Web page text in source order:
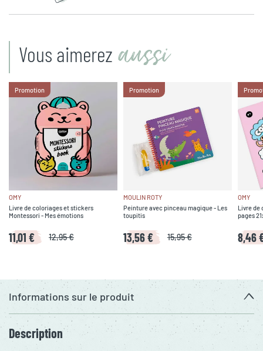
Vous aimerez aussi
Promotion
OMY
Livre de coloriages et stickers
Montessori - Mes émotions
11,01 € 12,95 €
Promotion
MOULIN ROTY
Peinture avec pinceau magique - Les
toupitis
13,56 € 15,95 €
OMY
Livre de
pages
8,46
Informations sur le produit
Description